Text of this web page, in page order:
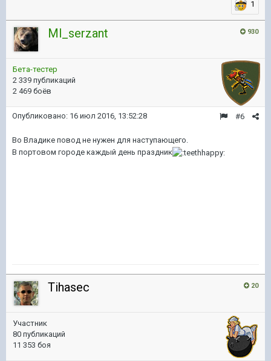
1
930
Ml_serzant
Бета-тестер
2 339 публикаций
2 469 боёв
#6
Опубликовано: 16 июл 2016, 13:52:28
Во Владике повод не нужен для наступающего.
В портовом городе каждый день праздник
20
Tihasec
Участник
80 публикаций
11 353 боя